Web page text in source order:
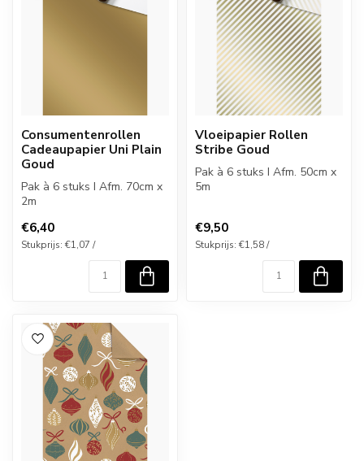
Consumentenrollen
Cadeaupapier Uni Plain
Goud
Pak à 6 stuks I Afm. 70cm x
2m
€6,40
Stukprijs: €1,07 /
Vloeipapier Rollen
Stribe Goud
Pak à 6 stuks I Afm. 50cm x
5m
€9,50
Stukprijs: €1,58 /